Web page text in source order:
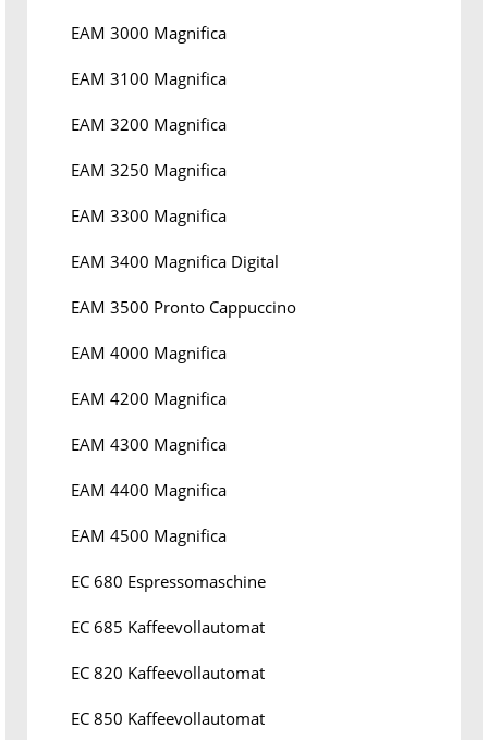
EAM 3000 Magnifica
EAM 3100 Magnifica
EAM 3200 Magnifica
EAM 3250 Magnifica
EAM 3300 Magnifica
EAM 3400 Magnifica Digital
EAM 3500 Pronto Cappuccino
EAM 4000 Magnifica
EAM 4200 Magnifica
EAM 4300 Magnifica
EAM 4400 Magnifica
EAM 4500 Magnifica
EC 680 Espressomaschine
EC 685 Kaffeevollautomat
EC 820 Kaffeevollautomat
EC 850 Kaffeevollautomat